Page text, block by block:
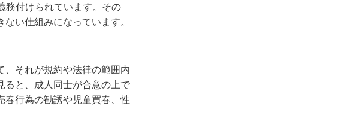
務付けられています。その
い仕組みになっています。
、それが規約や法律の範囲内
ると、成人同士が合意の上で
春行為の勧誘や児童買春、性